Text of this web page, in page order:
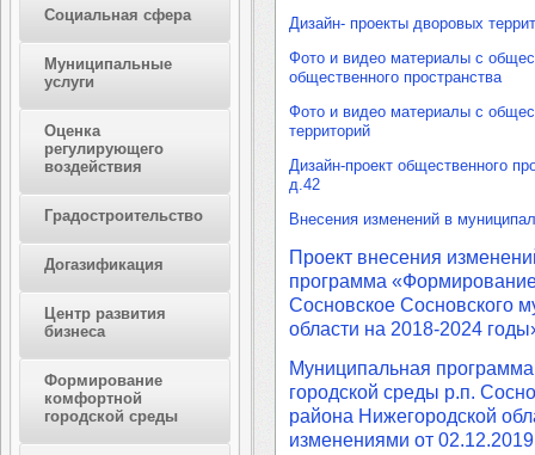
Социальная сфера
Муниципальные
услуги
Оценка
регулирующего
воздействия
Градостроительство
Догазификация
Центр развития
бизнеса
Формирование
комфортной
городской среды
Дизайн- проекты дворовых
Фото и видео материалы с
общественного пространства
Фото и видео материалы с
территорий
Дизайн-проект общественного
д.42
Внесения изменений в
Проект внесения
программа
Сосновское Сосновского
области на 2018-2024
Муниципальная
городской среды р.п.
района Нижегородской
изменениями от